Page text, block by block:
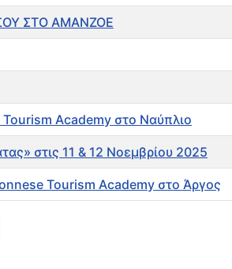
ΣΤΟ AMANZOE
Academy στο Ναύπλιο
στις 11 & 12 Νοεμβρίου 2025
Tourism Academy στο Άργος